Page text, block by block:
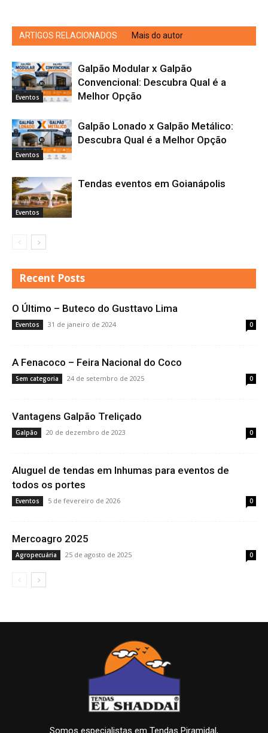
ARTIGOS RELACIONADOS Mais do autor
Eventos
Galpão Modular x Galpão
Convencional: Descubra Qual é a
Melhor Opção
Eventos
Galpão Lonado x Galpão Metálico:
Descubra Qual é a Melhor Opção
Eventos
Tendas eventos em Goianápolis
Recent Posts
O Último – Buteco do Gusttavo Lima
Eventos 31 de janeiro de 2024 0
A Fenacoco – Feira Nacional do Coco
Sem categoria 24 de setembro de 2025 0
Vantagens Galpão Treliçado
Galpão 20 de dezembro de 2023 0
Aluguel de tendas em Inhumas para eventos de
todos os portes
Eventos 5 de fevereiro de 2026 0
Mercoagro 2025
Agropecuária 25 de agosto de 2025 0
Somos especialistas em Tendas Piramidal,